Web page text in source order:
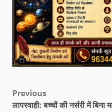
Previous
लापरवाही: बच्चों की नर्सरी में